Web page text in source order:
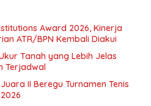
Award 2026, Kinerja
ATR/BPN Kembali Diakui
Tanah yang Lebih Jelas
Terjadwal
II Beregu Turnamen Tenis